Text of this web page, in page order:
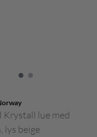
Krystall lue med
lys beige